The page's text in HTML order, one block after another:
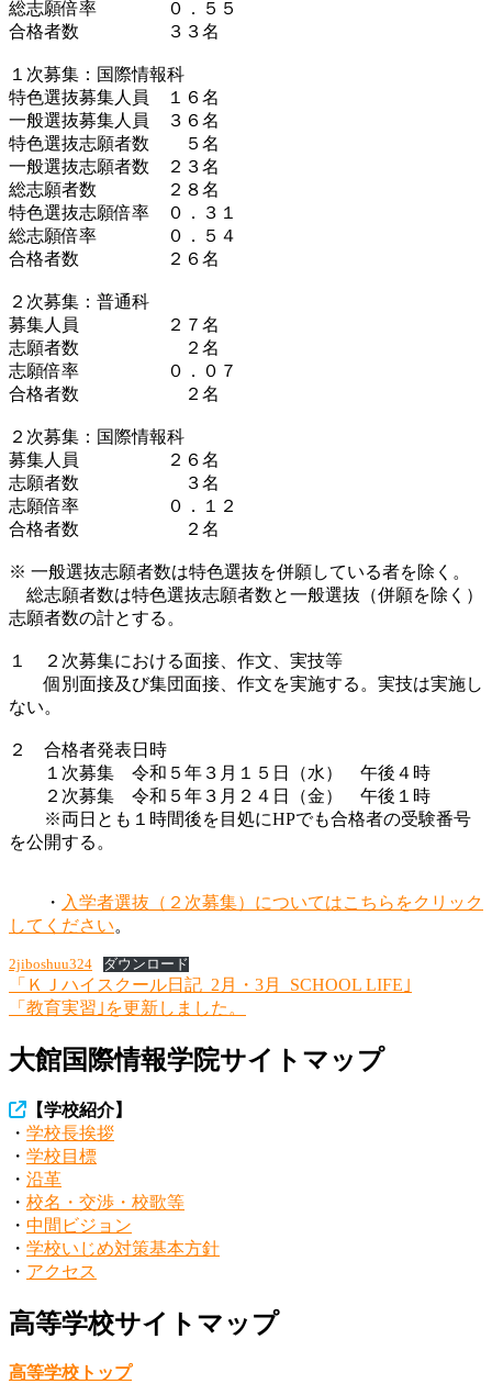
総志願倍率 ０．５５
合格者数 ３３名
１次募集：国際情報科
特色選抜募集人員 １６名
一般選抜募集人員 ３６名
特色選抜志願者数 ５名
一般選抜志願者数 ２３名
総志願者数 ２８名
特色選抜志願倍率 ０．３１
総志願倍率 ０．５４
合格者数 ２６名
２次募集：普通科
募集人員 ２７名
志願者数 ２名
志願倍率 ０．０７
合格者数 ２名
２次募集：国際情報科
募集人員 ２６名
志願者数 ３名
志願倍率 ０．１２
合格者数 ２名
※ 一般選抜志願者数は特色選抜を併願している者を除く。
総志願者数は特色選抜志願者数と一般選抜（併願を除く）
志願者数の計とする。
１ ２次募集における面接、作文、実技等
個別面接及び集団面接、作文を実施する。実技は実施し
ない。
２ 合格者発表日時
１次募集 令和５年３月１５日（水） 午後４時
２次募集 令和５年３月２４日（金） 午後１時
※両日とも１時間後を目処にHPでも合格者の受験番号
を公開する。
・ 入学者選抜（２次募集）についてはこちらをクリック
してください。
2jiboshuu324 ダウンロード
投
稿
ナ
ビ
ゲ
ー
シ
ョ
ン
「ＫＪハイスクール日記_2月・3月_SCHOOL LIFE｣
「教育実習｣を更新しました。
大館国際情報学院サイトマップ
【学校紹介】
・ 学校長挨拶
・ 学校目標
・ 沿革
・ 校名・交渉・校歌等
・ 中間ビジョン
・ 学校いじめ対策基本方針
・ アクセス
高等学校サイトマップ
高等学校トップ